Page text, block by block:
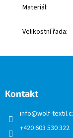
Materiál:
Velikostní řada:
Kontakt
info@wolf-
+420 603 530 322